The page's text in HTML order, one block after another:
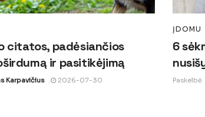
citatos, padėsiančios
ir pasitikėjimą
Karpavičius 2026-07-30
ĮDOMU
6
Paskelbė